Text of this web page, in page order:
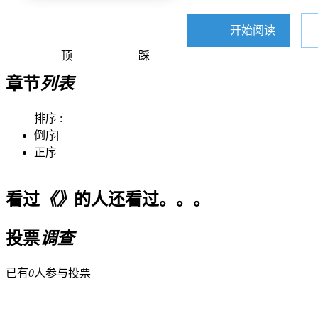
顶 踩
开始阅读
章节列表
排序 :
倒序|
正序
看过《》 的人还看过。。。
投票调查
已有0人参与投票